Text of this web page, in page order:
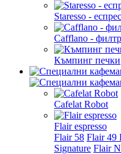
Staresso -
Cafflano -
Къмпинг печки
Cafelat Robot
Flair espresso
Flair 58 Flair 49
Signature Flair